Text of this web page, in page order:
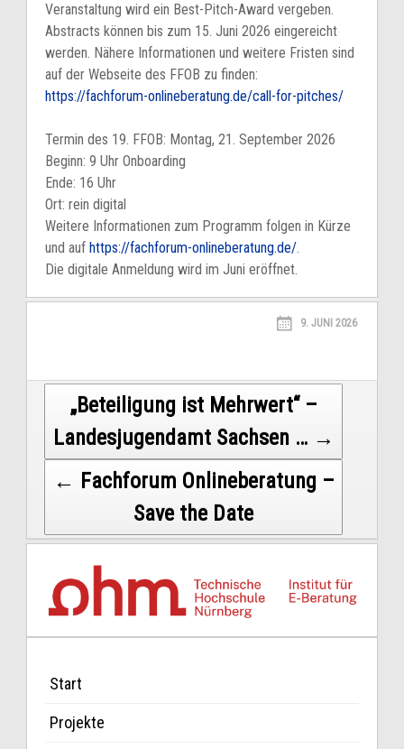
Veranstaltung wird ein Best-Pitch-Award vergeben.
Abstracts können bis zum 15. Juni 2026 eingereicht
werden. Nähere Informationen und weitere Fristen sind
auf der Webseite des FFOB zu finden:
https://fachforum-onlineberatung.de/call-for-pitches/
Termin des 19. FFOB: Montag, 21. September 2026
Beginn: 9 Uhr Onboarding
Ende: 16 Uhr
Ort: rein digital
Weitere Informationen zum Programm folgen in Kürze
und auf https://fachforum-onlineberatung.de/.
Die digitale Anmeldung wird im Juni eröffnet.
9. JUNI 2026
Post
navigation
„Beteiligung ist Mehrwert“ –
Landesjugendamt Sachsen … →
← Fachforum Onlineberatung –
Save the Date
Start
Projekte